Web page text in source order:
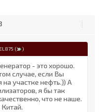
( )
- это хорошо.
случае, если Вы
на участке нефть.)) А
я бы так
что не наше.